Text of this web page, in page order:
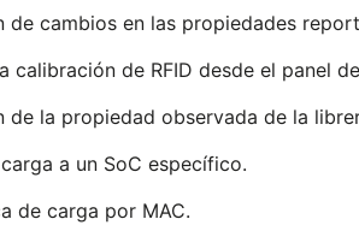
de cambios en las propiedades
calibración de RFID desde el panel
de la propiedad observada de la
a un SoC específico.
de carga por MAC.